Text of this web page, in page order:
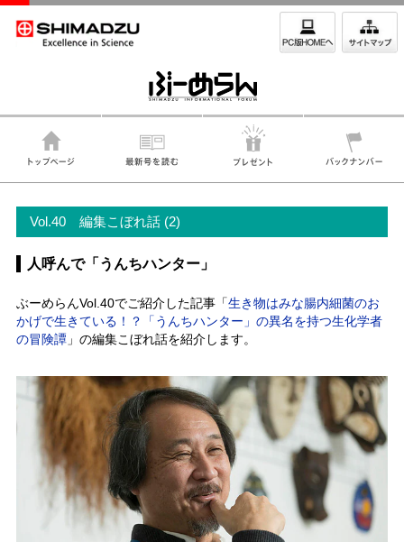
Vol.40 編集こぼれ話 (2)
人呼んで「うんちハンター」
ぶーめらんVol.40でご紹介した記事「 生き物はみな腸内細菌のお
かげで生きている！？「うんちハンター」の異名を持つ生化学者
の冒険譚」の編集こぼれ話を紹介します。